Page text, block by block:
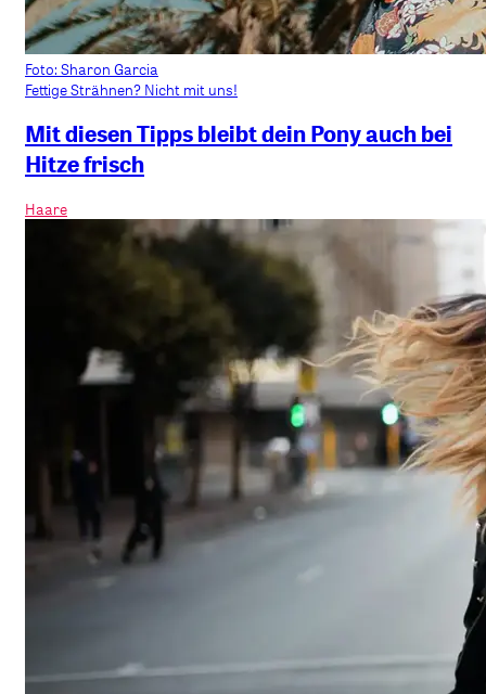
Foto: Sharon Garcia
Fettige Strähnen? Nicht mit uns!
Mit diesen Tipps bleibt dein Pony auch bei
Hitze frisch
Haare